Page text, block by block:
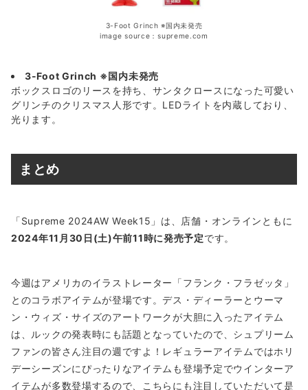
3-Foot Grinch ※国内未発売
image source：supreme.com
3-Foot Grinch ※国内未発売
ボックスロゴのリースを持ち、サンタクロースになった可愛い
グリンチのクリスマス人形です。LEDライトを内蔵しており、
光ります。
まとめ
「Supreme 2024AW Week15」は、店舗・オンラインともに
2024年11月30日(土)午前11時に発売予定です。
今週はアメリカのイラストレーター「フランク・フラゼッタ」
とのコラボアイテムが登場です。デス・ディーラーとウーマ
ン・ウィズ・サイズのアートワークが大胆に入ったアイテム
は、ルックの発表時にも話題となっていたので、シュプリーム
ファンの皆さん注目の週ですよ！レギュラーアイテムではホリ
デーシーズンにぴったりなアイテムも登場予定でウインターア
イテムが多数登場するので、こちらにも注目していただいて是